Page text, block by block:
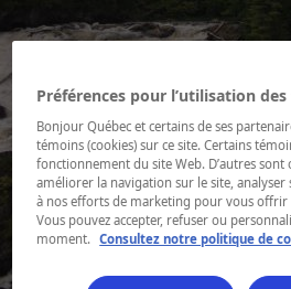
Préférences pour l’utilisation
Bonjour Québec et certains de ses
témoins (cookies) sur ce site. Certains
fonctionnement du site Web. D’autres
améliorer la navigation sur le site,
à nos efforts de marketing pour vous offrir
Vous pouvez accepter, refuser ou
moment. Consultez notre politique de